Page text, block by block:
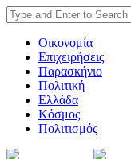
Οικονομία
Επιχειρήσεις
Παρασκήνιο
Πολιτική
Ελλάδα
Κόσμος
Πολιτισμός